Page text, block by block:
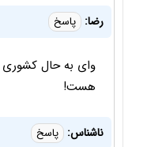
رضا: پاسخ
وای به حال کشوری
هست!
ناشناس: پاسخ